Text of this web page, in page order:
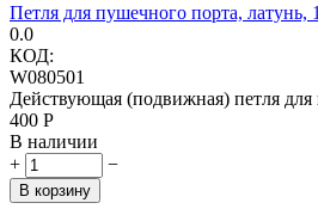
Петля для пушечного порта,
0.0
КОД:
W080501
Действующая (подвижная) петля для
‍400‍ Р
В наличии
+
−
В корзину